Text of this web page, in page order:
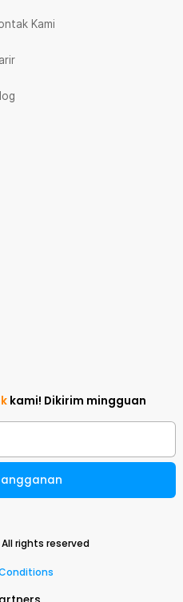
Kami
kami! Dikirim mingguan
All rights reserved